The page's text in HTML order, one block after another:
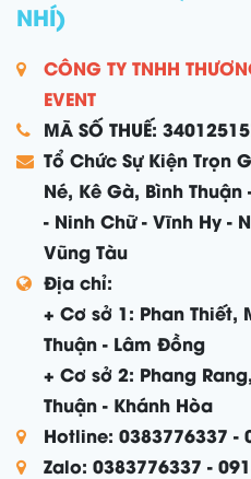
NHÍ)
CÔNG TY TNHH
EVENT
MÃ SỐ THUẾ:
Tổ Chức Sự Kiện Trọn
Né, Kê Gà, Bình
- Ninh Chữ - Vĩnh Hy -
Vũng Tàu
Địa chỉ:
+ Cơ sở 1: Phan Thiết,
Thuận - Lâm Đồng
+ Cơ sở 2: Phang
Thuận - Khánh Hòa
Hotline: 0383776337 -
Zalo: 0383776337 -